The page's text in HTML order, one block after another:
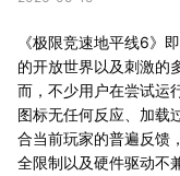
《极限竞速地平线6》
的开放世界以及刺激的
而，不少用户在尝试运
图标无任何反应、加载
合当前玩家的普遍反馈
全限制以及硬件驱动不